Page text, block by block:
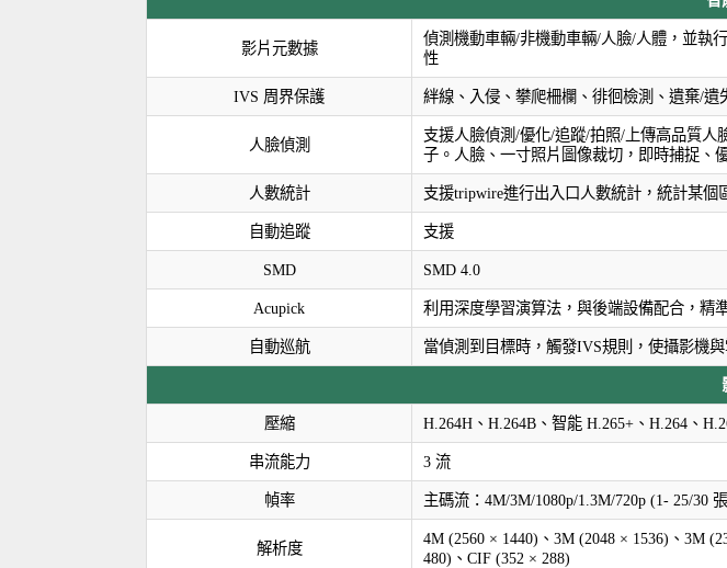
影片元數據
偵測機動車輛/非機動車輛/人臉/人體，並執
性
IVS 周界保護 絆線、入侵、攀爬柵欄、徘徊檢測、遺棄/
人臉偵測
支援人臉偵測/優化/追蹤/拍照/上傳高品質人
子。人臉、一寸照片圖像裁切，即時捕捉、
人數統計 支援tripwire進行出入口人數統計，統計某
自動追蹤 支援
SMD SMD 4.0
Acupick 利用深度學習演算法，與後端設備配合，精
自動巡航 當偵測到目標時，觸發IVS規則，使攝影機
壓縮 H.264H、H.264B、智能 H.265+、H.264、
串流能力 3 流
幀率 主碼流：4M/3M/1080p/1.3M/720p (1- 25/30
解析度
4M (2560 × 1440)、3M (2048 × 1536)、3M
480)、CIF (352 × 288)